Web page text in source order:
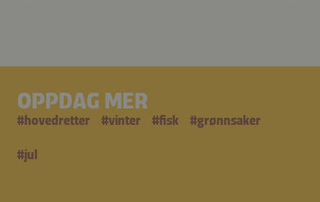
OPPDAG MER
#hovedretter #vinter #fisk #grønnsaker
#jul